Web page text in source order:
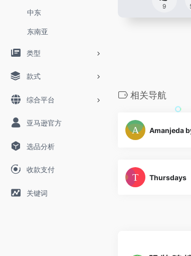
中东
东南亚
类型
款式
综合平台
亚马逊官方
选品分析
收款支付
关键词
9
相关导航
Amanjeda
Thursdays